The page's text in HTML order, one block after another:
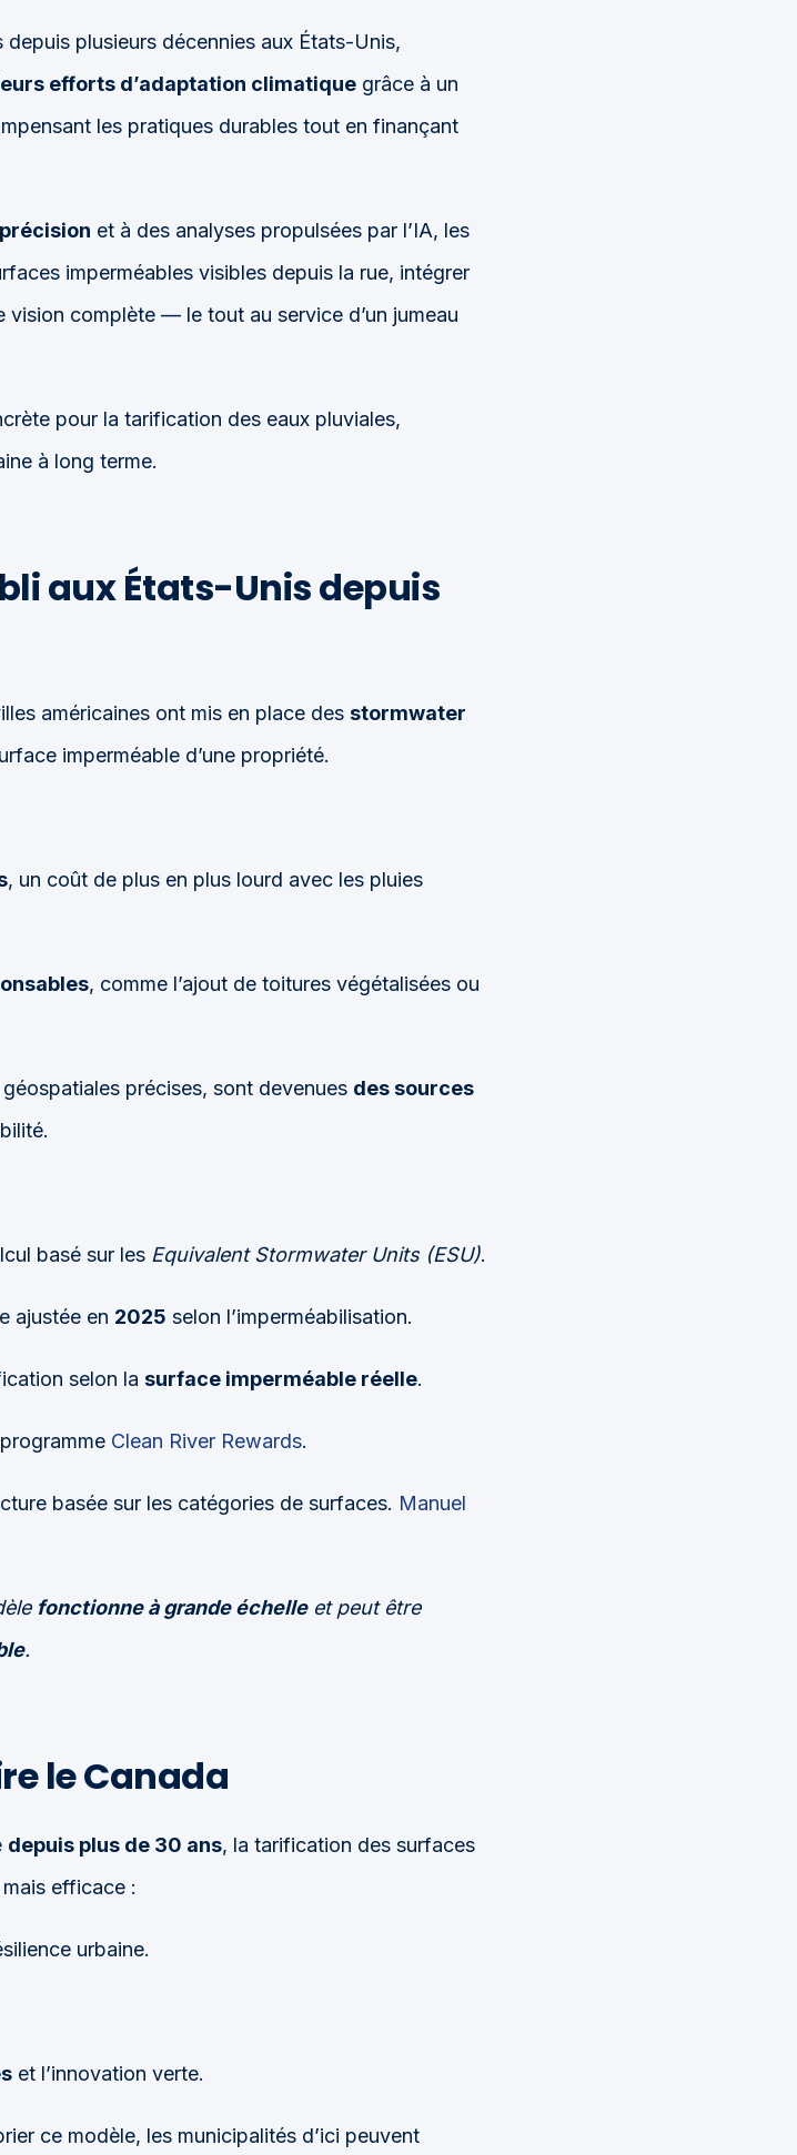
depuis plusieurs décennies aux États-Unis,
efforts d’adaptation climatiquegrâce à un
les pratiques durables tout en finançant
et à des analyses propulsées par l’IA, les
imperméables visibles depuis la rue, intégrer
vision complète — le tout au service d’un jumeau
pour la tarification des eaux pluviales,
à long terme.
aux États-Unisdepuis
américaines ont mis en place des stormwater
imperméable d’une propriété.
, un coût de plus en plus lourd avec les pluies
, comme l’ajout de toitures végétalisées ou
précises, sont devenues des sources
basé sur les Equivalent Stormwater Units (ESU).
ajustée en 2025 selon l’imperméabilisation.
selon la surface imperméable réelle.
Clean River Rewards.
basée sur les catégories de surfaces. Manuel
fonctionne à grande échelleet peut être
.
le Canada
depuis plus de 30 ans, la tarification des surfaces
efficace :
urbaine.
et l’innovation verte.
ce modèle, les municipalités d’ici peuvent